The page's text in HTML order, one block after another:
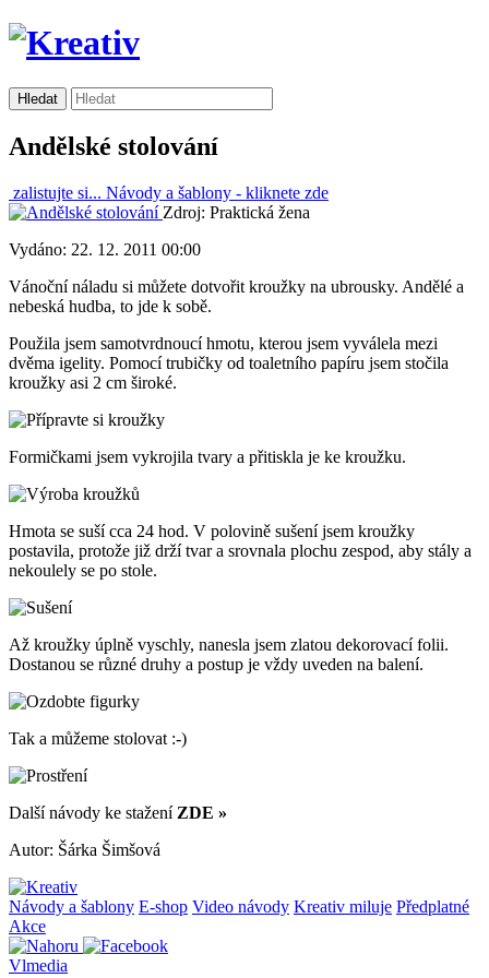
Andělské stolování
zalistujte si... Návody a šablony - kliknete zde
Zdroj: Praktická žena
Vydáno: 22. 12. 2011 00:00
Vánoční náladu si můžete dotvořit kroužky na ubrousky. Andělé a
nebeská hudba, to jde k sobě.
Použila jsem samotvrdnoucí hmotu, kterou jsem vyválela mezi
dvěma igelity. Pomocí trubičky od toaletního papíru jsem stočila
kroužky asi 2 cm široké.
Formičkami jsem vykrojila tvary a přitiskla je ke kroužku.
Hmota se suší cca 24 hod. V polovině sušení jsem kroužky
postavila, protože již drží tvar a srovnala plochu zespod, aby stály a
nekoulely se po stole.
Až kroužky úplně vyschly, nanesla jsem zlatou dekorovací folii.
Dostanou se různé druhy a postup je vždy uveden na balení.
Tak a můžeme stolovat :-)
Další návody ke stažení ZDE »
Autor: Šárka Šimšová
Návody a šablony E-shop Video návody Kreativ miluje Předplatné
Akce
Vlmedia